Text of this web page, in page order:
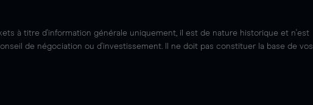
à titre d'information générale uniquement, il est de nature historique et n'est
de négociation ou d'investissement. Il ne doit pas constituer la base de vos